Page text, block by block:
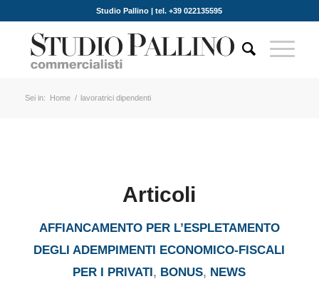
Studio Pallino | tel. +39 022135595
Sei in: Home / lavoratrici dipendenti
Articoli
AFFIANCAMENTO PER L’ESPLETAMENTO
DEGLI ADEMPIMENTI ECONOMICO-FISCALI
PER I PRIVATI, BONUS, NEWS